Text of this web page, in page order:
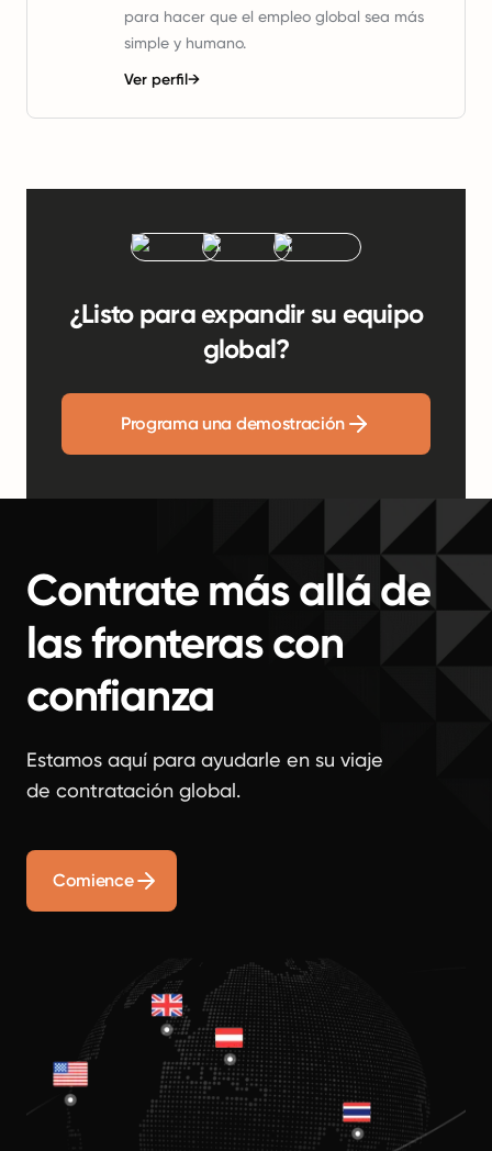
para hacer que el empleo global sea más
simple y humano.
Ver perfil→
¿Listo para expandir su equipo
global?
Programa una demostración
Contrate más allá de
las fronteras con
confianza
Estamos aquí para ayudarle en su viaje
de contratación global.
Comience